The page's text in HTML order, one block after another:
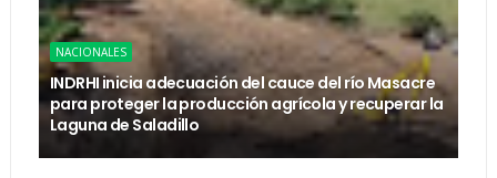
NACIONALES
INDRHI inicia adecuación del cauce del río Masacre
para proteger la producción agrícola y recuperar la
Laguna de Saladillo